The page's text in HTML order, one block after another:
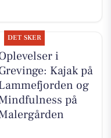
DET SKER
i
Kajak på
og
på